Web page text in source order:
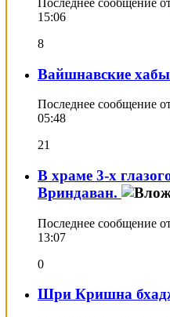
15:06
8
Вайшнавские
Последнее сообщение
05:48
21
В храме 3-х
Вриндаван.
Последнее сообщение
13:07
0
Шри Кришна